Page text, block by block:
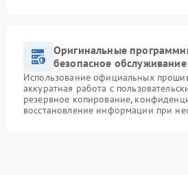
Оригинальные
безопасное
Использование официальных
аккуратная работа с
резервное копирование,
восстановление информации при